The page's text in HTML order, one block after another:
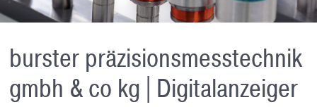
burster präzisionsmesstechnik
gmbh & co kg | Digitalanzeiger